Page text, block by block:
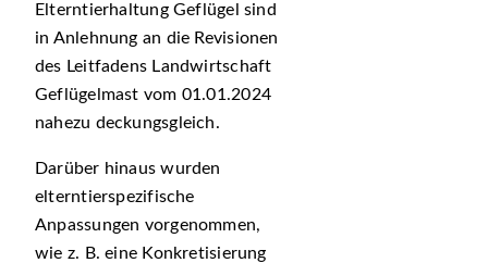
Elterntierhaltung Geflügel sind
in Anlehnung an die Revisionen
des Leitfadens Landwirtschaft
Geflügelmast vom 01.01.2024
nahezu deckungsgleich.
Darüber hinaus wurden
elterntierspezifische
Anpassungen vorgenommen,
wie z. B. eine Konkretisierung